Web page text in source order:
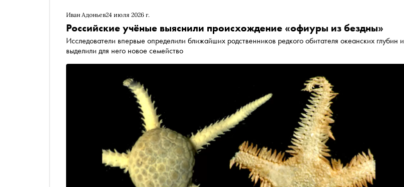
Иван Адоньев24 июля 2026 г.
Российские учёные выяснили происхождение «офиуры из бездны»
Исследователи впервые определили ближайших родственников редкого обитателя океанских глубин и
выделили для него новое семейство